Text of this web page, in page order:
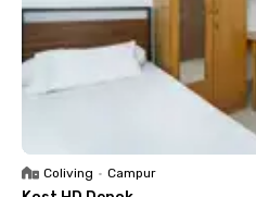
Coliving • Campur